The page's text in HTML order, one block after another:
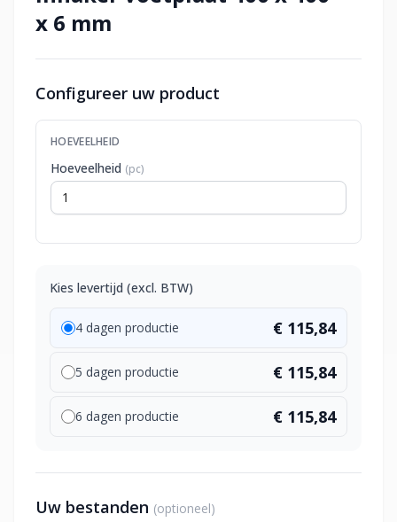
x 6 mm
Configureer uw product
HOEVEELHEID
Hoeveelheid (pc)
Kies levertijd (excl. BTW)
4 dagen productie € 115,84
5 dagen productie € 115,84
6 dagen productie € 115,84
Uw bestanden (optioneel)